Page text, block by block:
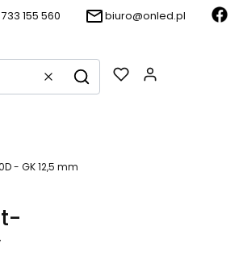
733 155 560 biuro@onled.pl
WyczyśćSzukaj
- GK 12,5 mm